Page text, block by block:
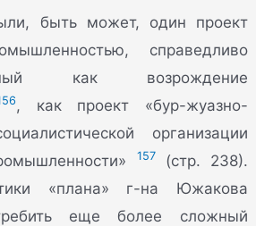
быть может, один проект
справедливо
как возрождение
, как проект «бур-жуазно-
организации
157
(стр. 238).
«плана» г-на Южакова
еще более сложный